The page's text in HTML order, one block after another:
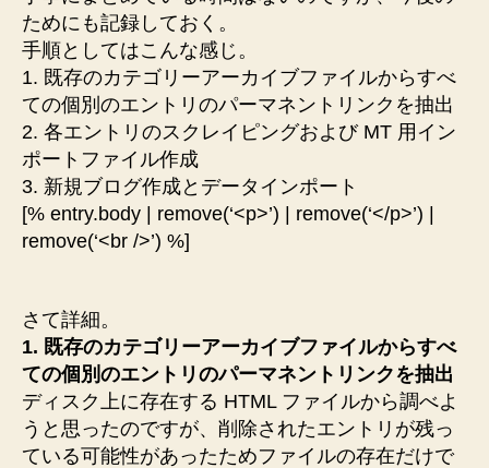
ためにも記録しておく。
手順としてはこんな感じ。
1. 既存のカテゴリーアーカイブファイルからすべ
ての個別のエントリのパーマネントリンクを抽出
2. 各エントリのスクレイピングおよび MT 用イン
ポートファイル作成
3. 新規ブログ作成とデータインポート
[% entry.body | remove(‘<p>’) | remove(‘</p>’) |
remove(‘<br />’) %]
さて詳細。
1. 既存のカテゴリーアーカイブファイルからすべ
ての個別のエントリのパーマネントリンクを抽出
ディスク上に存在する HTML ファイルから調べよ
うと思ったのですが、削除されたエントリが残っ
ている可能性があったためファイルの存在だけで